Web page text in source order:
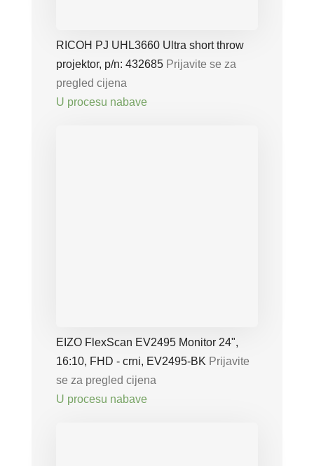
RICOH PJ UHL3660 Ultra short throw
projektor, p/n: 432685 Prijavite se za
pregled cijena
U procesu nabave
EIZO FlexScan EV2495 Monitor 24",
16:10, FHD - crni, EV2495-BK Prijavite
se za pregled cijena
U procesu nabave